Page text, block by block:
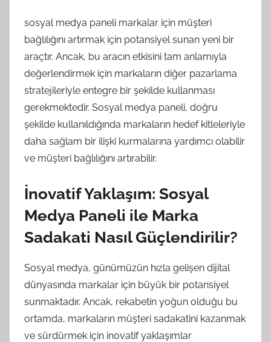
sosyal medya paneli markalar için müşteri
bağlılığını artırmak için potansiyel sunan yeni bir
araçtır. Ancak, bu aracın etkisini tam anlamıyla
değerlendirmek için markaların diğer pazarlama
stratejileriyle entegre bir şekilde kullanması
gerekmektedir. Sosyal medya paneli, doğru
şekilde kullanıldığında markaların hedef kitleleriyle
daha sağlam bir ilişki kurmalarına yardımcı olabilir
ve müşteri bağlılığını artırabilir.
İnovatif Yaklaşım: Sosyal
Medya Paneli ile Marka
Sadakati Nasıl Güçlendirilir?
Sosyal medya, günümüzün hızla gelişen dijital
dünyasında markalar için büyük bir potansiyel
sunmaktadır. Ancak, rekabetin yoğun olduğu bu
ortamda, markaların müşteri sadakatini kazanmak
ve sürdürmek için inovatif yaklaşımlar